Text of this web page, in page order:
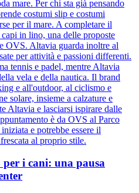
mare. Per chi sta già pensando
costumi slip e costumi
per il mare. A completare il
in lino, una delle proposte
OVS. Altavia guarda inoltre al
per attività e passioni differenti.
tennis e padel, mentre Altavia
vela e della nautica. Il brand
e all'outdoor, al ciclismo e
solare, insieme a calzature e
Altavia e lasciarsi ispirare dalle
è da OVS al Parco
e potrebbe essere il
al proprio stile.
per i cani: una pausa